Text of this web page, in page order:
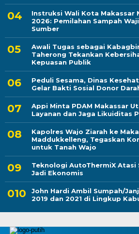
Instruksi Wali Kota Makassar
2026: Pemilahan Sampah
Sumber
Awali Tugas sebagai
Taherong Tekankan
Kepuasan Publik
Peduli Sesama, Dinas
Gelar Bakti Sosial Donor
Appi Minta PDAM Makassar
Layanan dan Jaga Likuiditas
Kapolres Wajo Ziarah ke
Maddukkelleng, Tegaskan
untuk Tanah Wajo
Teknologi AutoThermiX Atasi
Jadi Ekonomis
John Hardi Ambil Sumpah/
2019 dan 2021 di Lingkup